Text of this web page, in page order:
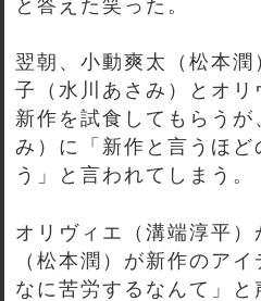
と答えた笑った。
翌朝、小動爽太（松本
子（水川あさみ）とオ
新作を試食してもらうが
み）に「新作と言うほど
う」と言われてしまう。
オリヴィエ（溝端淳平
（松本潤）が新作のア
なに苦労するなんて」